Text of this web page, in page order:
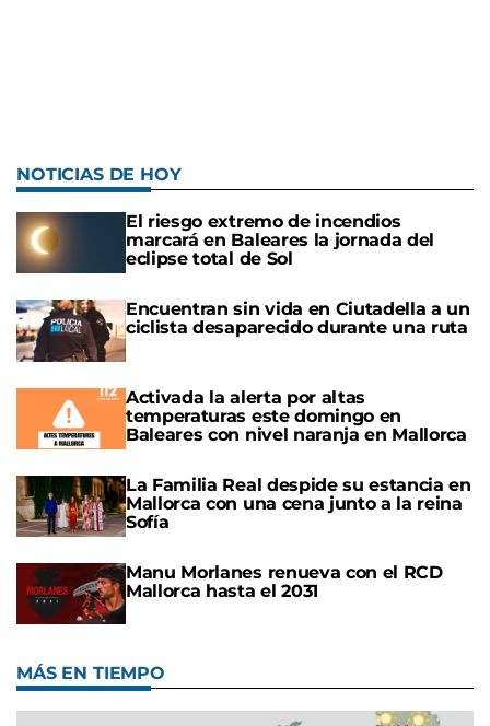
NOTICIAS DE HOY
El riesgo extremo de incendios
marcará en Baleares la jornada del
eclipse total de Sol
Encuentran sin vida en Ciutadella a un
ciclista desaparecido durante una ruta
Activada la alerta por altas
temperaturas este domingo en
Baleares con nivel naranja en Mallorca
La Familia Real despide su estancia en
Mallorca con una cena junto a la reina
Sofía
Manu Morlanes renueva con el RCD
Mallorca hasta el 2031
MÁS EN TIEMPO